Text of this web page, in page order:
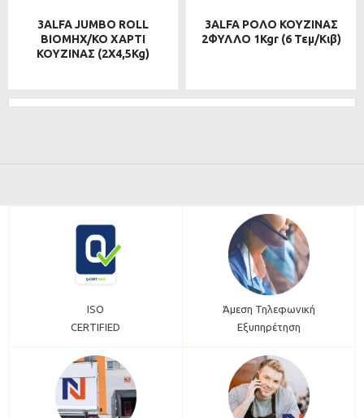
3ALFA JUMBO ROLL
ΒΙΟΜΗΧ/ΚΟ ΧΑΡΤΙ
ΚΟΥΖΙΝΑΣ (2Χ4,5Kg)
3ALFA ΡΟΛΟ ΚΟΥΖΙΝΑΣ
2ΦΥΛΛΟ 1Kgr (6 Τεμ/κιβ)
ISO
CERTIFIED
Άμεση Τηλεφωνική
Εξυπηρέτηση